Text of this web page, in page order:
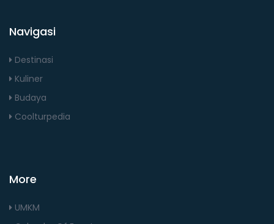
Navigasi
Destinasi
Kuliner
Budaya
Coolturpedia
More
UMKM